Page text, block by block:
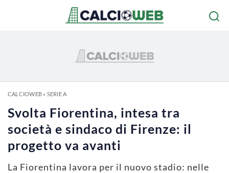
CALCIOWEB» SERIE A
Svolta Fiorentina, intesa tra
società e sindaco di Firenze: il
progetto va avanti
La Fiorentina lavora per il nuovo stadio: nelle